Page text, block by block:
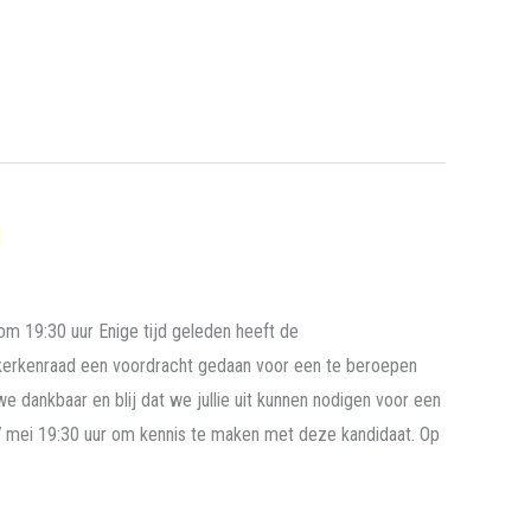
19:30 uur Enige tijd geleden heeft de
een voordracht gedaan voor een te beroepen
dankbaar en blij dat we jullie uit kunnen nodigen voor een
19:30 uur om kennis te maken met deze kandidaat. Op